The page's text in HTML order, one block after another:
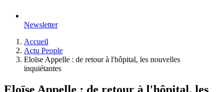
Newsletter
Accueil
Actu People
Eloïse Appelle : de retour à l'hôpital, les nouvelles
inquiétantes
Eloïse Appelle : de retour à l'hôpital, les